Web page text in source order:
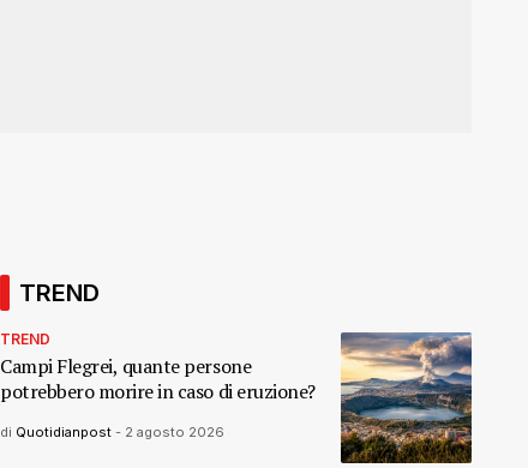
TREND
TREND
Campi Flegrei, quante persone
potrebbero morire in caso di eruzione?
di Quotidianpost - 2 agosto 2026